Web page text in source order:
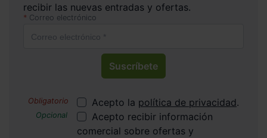
recibir las nuevas entradas y ofertas.
Correo electrónico
Suscríbete
Acepto la política de privacidad.
Acepto recibir información
comercial sobre ofertas y